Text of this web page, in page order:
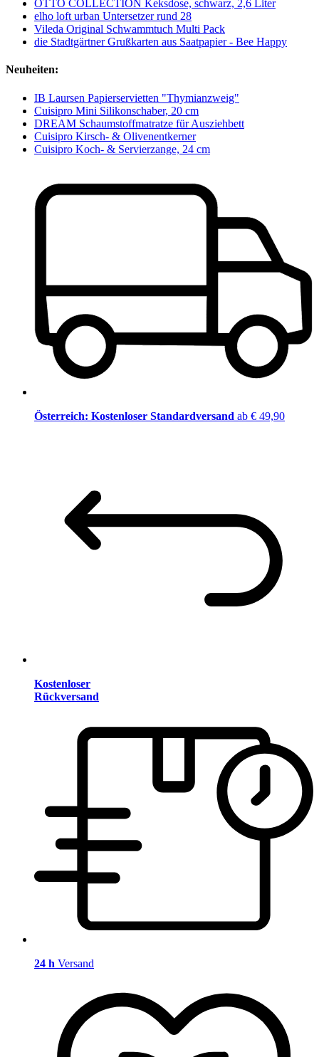
OTTO COLLECTION Keksdose, schwarz, 2,6 Liter
elho loft urban Untersetzer rund 28
Vileda Original Schwammtuch Multi Pack
die Stadtgärtner Grußkarten aus Saatpapier - Bee Happy
Neuheiten:
IB Laursen Papierservietten "Thymianzweig"
Cuisipro Mini Silikonschaber, 20 cm
DREAM Schaumstoffmatratze für Ausziehbett
Cuisipro Kirsch- & Olivenentkerner
Cuisipro Koch- & Servierzange, 24 cm
Österreich: Kostenloser Standardversand ab € 49,90
Kostenloser
Rückversand
24 h Versand